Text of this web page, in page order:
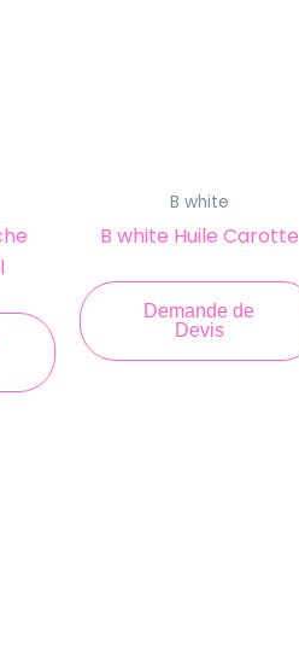
B white
B white Huile Carotte
Demande de
Devis